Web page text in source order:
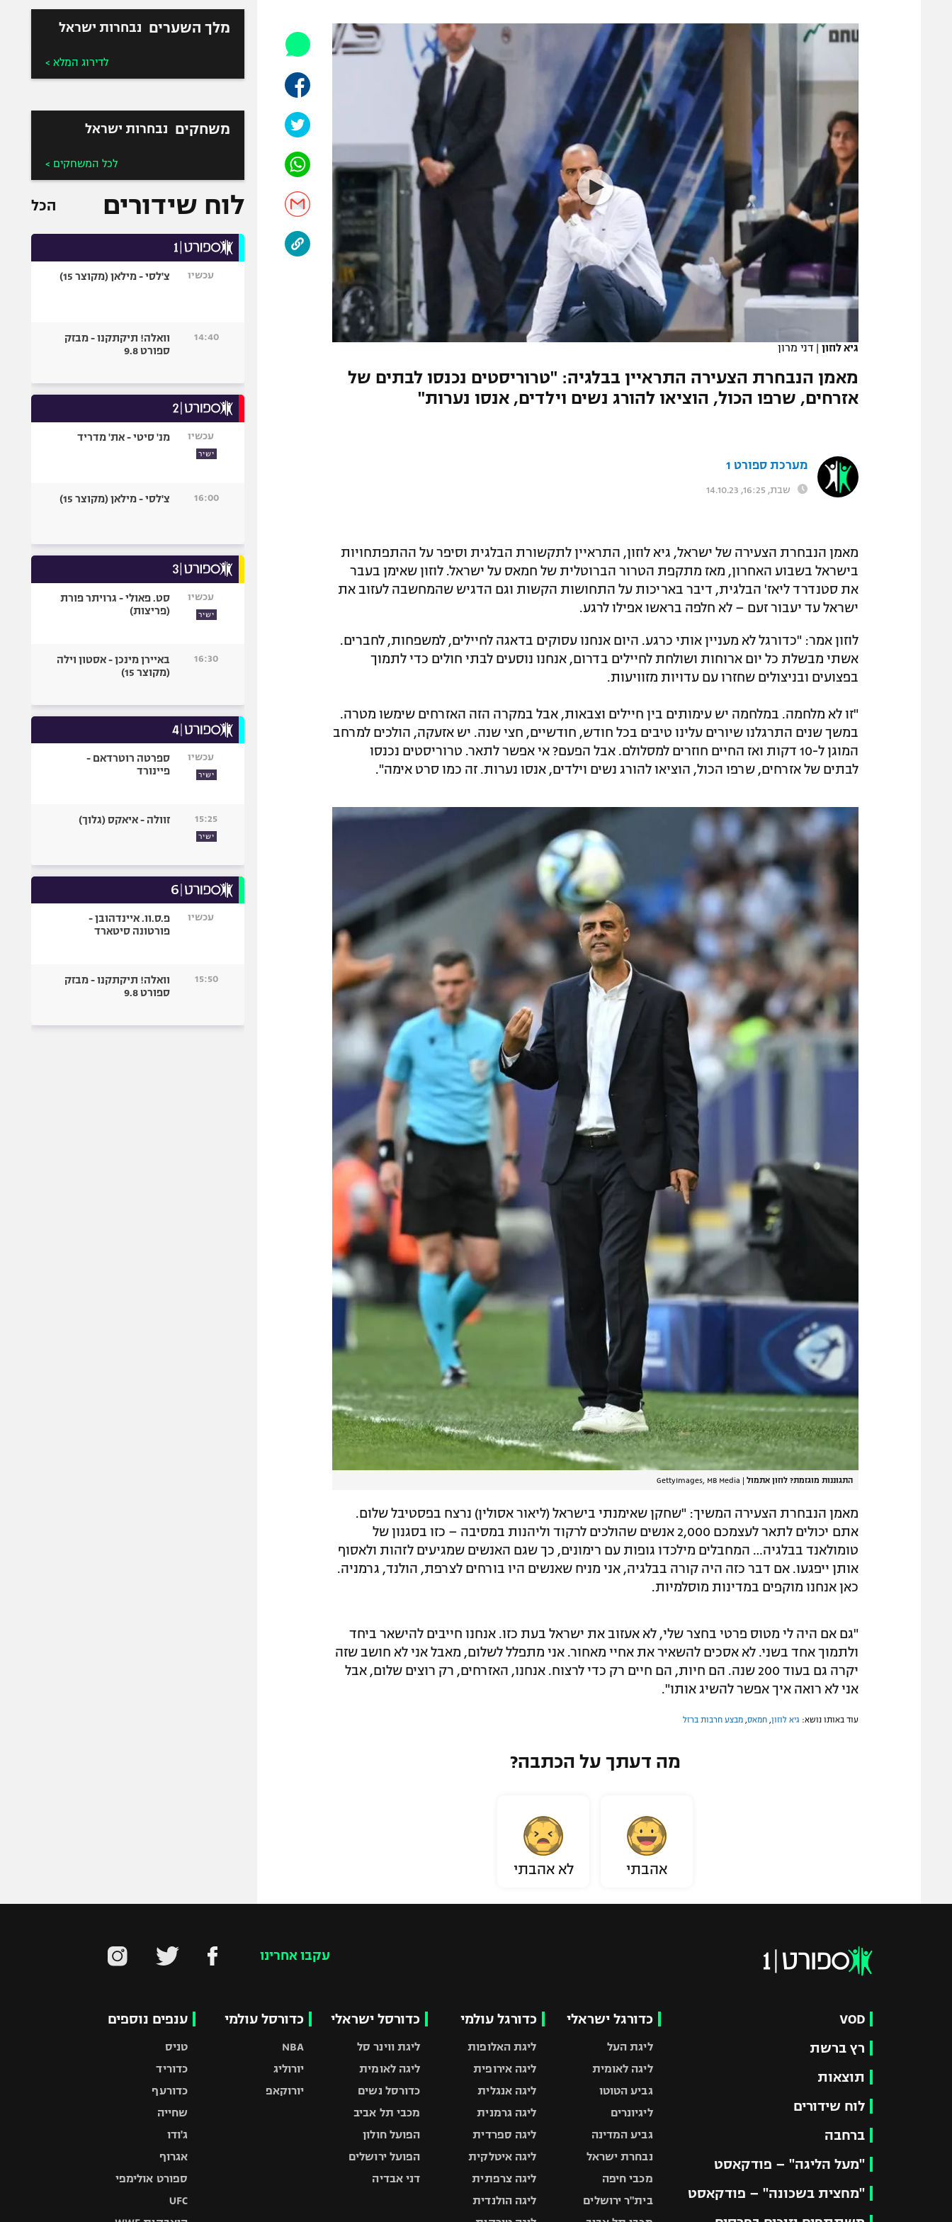
תקנון משתתפים וזוכים בפרסים
תקנון עבור פעילות אלקטרה
גיימינג E-Sports
תנאי שימוש
מדיניות פרטיות
תקנון פעילות ספורט 1
רשיון להקרנה פומבית לבית עסק
הצטרפות לחבילת הערוצים
לוח דרושים – ג'ובנט
תגיות
הפועל תל אביב
הפועל חיפה
הפועל באר שבע
מכבי נתניה
בני יהודה
ליגה סינית
ליגה ברזילאית
ליגות נוספות
אופניים
בייסבול MLB
ספורט אתגרי
אומנויות לחימה
גיא לוזון | דני מרון
מאמן הנבחרת הצעירה התראיין בבלגיה: "טרוריסטים נכנסו לבתים של
אזרחים, שרפו הכול, הוציאו להורג נשים וילדים, אנסו נערות"
מערכת ספורט 1
שבת, 16:25, 14.10.23
מאמן הנבחרת הצעירה של ישראל, גיא לוזון, התראיין לתקשורת הבלגית וסיפר על ההתפתחויות
בישראל בשבוע האחרון, מאז מתקפת הטרור הברוטלית של חמאס על ישראל. לוזון שאימן בעבר
את סטנדרד ליאז' הבלגית, דיבר באריכות על התחושות הקשות וגם הדגיש שהמחשבה לעזוב את
ישראל עד יעבור זעם – לא חלפה בראשו אפילו לרגע.
לוזון אמר: "כדורגל לא מעניין אותי כרגע. היום אנחנו עסוקים בדאגה לחיילים, למשפחות, לחברים.
אשתי מבשלת כל יום ארוחות ושולחת לחיילים בדרום, אנחנו נוסעים לבתי חולים כדי לתמוך
בפצועים ובניצולים שחזרו עם עדויות מזוויעות.
"זו לא מלחמה. במלחמה יש עימותים בין חיילים וצבאות, אבל במקרה הזה האזרחים שימשו מטרה.
במשך שנים התרגלנו שיורים עלינו טיבים בכל חודש, חודשיים, חצי שנה. יש אזעקה, הולכים למרחב
המוגן ל-10 דקות ואז החיים חוזרים למסלולם. אבל הפעם? אי אפשר לתאר. טרוריסטים נכנסו
לבתים של אזרחים, שרפו הכול, הוציאו להורג נשים וילדים, אנסו נערות. זה כמו סרט אימה".
התגוננות מוגזמת? לוזון אתמול |
GettyImages, MB Media
מאמן הנבחרת הצעירה המשיך: "שחקן שאימנתי בישראל (ליאור אסולין) נרצח בפסטיבל שלום.
אתם יכולים לתאר לעצמכם 2,000 אנשים שהולכים לרקוד וליהנות במסיבה – כזו בסגנון של
טומולאנד בבלגיה… המחבלים מילכדו גופות עם רימונים, כך שגם האנשים שמגיעים לזהות ולאסוף
אותן ייפגעו. אם דבר כזה היה קורה בבלגיה, אני מניח שאנשים היו בורחים לצרפת, הולנד, גרמניה.
כאן אנחנו מוקפים במדינות מוסלמיות.
"גם אם היה לי מטוס פרטי בחצר שלי, לא אעזוב את ישראל בעת כזו. אנחנו חייבים להישאר ביחד
ולתמוך אחד בשני. לא אסכים להשאיר את אחיי מאחור. אני מתפלל לשלום, מאבל אני לא חושב שזה
יקרה גם בעוד 200 שנה. הם חיות, הם חיים רק כדי לרצוח. אנחנו, האזרחים, רק רוצים שלום, אבל
אני לא רואה איך אפשר להשיג אותו".
עוד באותו נושא: גיא לוזון חמאס מבצע חרבות ברזל
מה דעתך על הכתבה?
אהבתי לא אהבתי
מלך השערים נבחרות ישראל
לדירוג המלא >
משחקים נבחרות ישראל
לכל המשחקים >
לוח שידורים הכל
עכשיו צ'לסי - מילאן (מקוצר 15)
14:40
וואלה! תיקתקנו - מבזק
ספורט 9.8
עכשיו
ישיר
מנ' סיטי - את' מדריד
16:00 צ'לסי - מילאן (מקוצר 15)
עכשיו
ישיר
סט. פאולי - גרויתר פורת
(פריצות)
16:30
באיירן מינכן - אסטון וילה
(מקוצר 15)
עכשיו
ישיר
ספרטה רוטרדאם -
פיינורד
15:25
ישיר
זוולה - איאקס (גלוך)
עכשיו
פ.ס.וו. איינדהובן -
פורטונה סיטארד
15:50
וואלה! תיקתקנו - מבזק
ספורט 9.8
עקבו אחרינו
VOD
רץ ברשת
תוצאות
לוח שידורים
ברחבה
"מעל הליגה" – פודקאסט
"מחצית בשכונה" – פודקאסט
כדורגל ישראלי
ליגת העל
ליגה לאומית
גביע הטוטו
ליגיונרים
גביע המדינה
נבחרת ישראל
מכבי חיפה
בית"ר ירושלים
כדורגל עולמי
ליגת האלופות
ליגה אירופית
ליגה אנגלית
ליגה גרמנית
ליגה ספרדית
ליגה איטלקית
ליגה צרפתית
ליגה הולנדית
כדורסל ישראלי
ליגת ווינר סל
ליגה לאומית
כדורסל נשים
מכבי תל אביב
הפועל חולון
הפועל ירושלים
דני אבדיה
כדורסל עולמי
NBA
יורוליג
יורוקאפ
ענפים נוספים
טניס
כדוריד
כדורעף
שחייה
ג'ודו
אגרוף
ספורט אולימפי
UFC